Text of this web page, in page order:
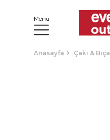
Menu
Anasayfa Çakı &